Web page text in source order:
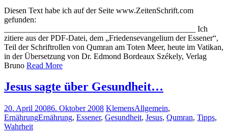
Diesen Text habe ich auf der Seite www.ZeitenSchrift.com
gefunden:
_______________________________________________ Ich
zitiere aus der PDF-Datei, dem „Friedensevangelium der Essener“,
Teil der Schriftrollen von Qumran am Toten Meer, heute im Vatikan,
in der Übersetzung von Dr. Edmond Bordeaux Székely, Verlag
Bruno Read More
Jesus sagte über Gesundheit…
20. April 20086. Oktober 2008 KlemensAllgemein,
ErnährungErnährung, Essener, Gesundheit, Jesus, Qumran, Tipps,
Wahrheit